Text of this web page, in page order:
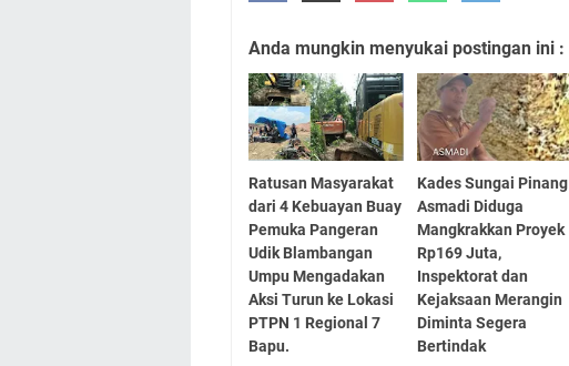
Anda mungkin menyukai postingan ini :
Ratusan Masyarakat
dari 4 Kebuayan Buay
Pemuka Pangeran
Udik Blambangan
Umpu Mengadakan
Aksi Turun ke Lokasi
PTPN 1 Regional 7
Bapu.
Kades Sungai Pinang
Asmadi Diduga
Mangkrakkan Proyek
Rp169 Juta,
Inspektorat dan
Kejaksaan Merangin
Diminta Segera
Bertindak